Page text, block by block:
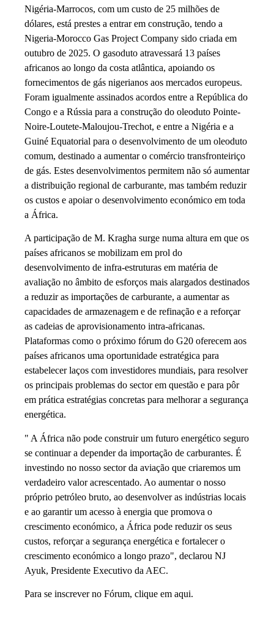
Nigéria-Marrocos, com um custo de 25 milhões de
dólares, está prestes a entrar em construção, tendo a
Nigeria-Morocco Gas Project Company sido criada em
outubro de 2025. O gasoduto atravessará 13 países
africanos ao longo da costa atlântica, apoiando os
fornecimentos de gás nigerianos aos mercados europeus.
Foram igualmente assinados acordos entre a República do
Congo e a Rússia para a construção do oleoduto Pointe-
Noire-Loutete-Maloujou-Trechot, e entre a Nigéria e a
Guiné Equatorial para o desenvolvimento de um oleoduto
comum, destinado a aumentar o comércio transfronteiriço
de gás. Estes desenvolvimentos permitem não só aumentar
a distribuição regional de carburante, mas também reduzir
os custos e apoiar o desenvolvimento económico em toda
a África.
A participação de M. Kragha surge numa altura em que os
países africanos se mobilizam em prol do
desenvolvimento de infra-estruturas em matéria de
avaliação no âmbito de esforços mais alargados destinados
a reduzir as importações de carburante, a aumentar as
capacidades de armazenagem e de refinação e a reforçar
as cadeias de aprovisionamento intra-africanas.
Plataformas como o próximo fórum do G20 oferecem aos
países africanos uma oportunidade estratégica para
estabelecer laços com investidores mundiais, para resolver
os principais problemas do sector em questão e para pôr
em prática estratégias concretas para melhorar a segurança
energética.
" A África não pode construir um futuro energético seguro
se continuar a depender da importação de carburantes. É
investindo no nosso sector da aviação que criaremos um
verdadeiro valor acrescentado. Ao aumentar o nosso
próprio petróleo bruto, ao desenvolver as indústrias locais
e ao garantir um acesso à energia que promova o
crescimento económico, a África pode reduzir os seus
custos, reforçar a segurança energética e fortalecer o
crescimento económico a longo prazo", declarou NJ
Ayuk, Presidente Executivo da AEC.
Para se inscrever no Fórum, clique em aqui.